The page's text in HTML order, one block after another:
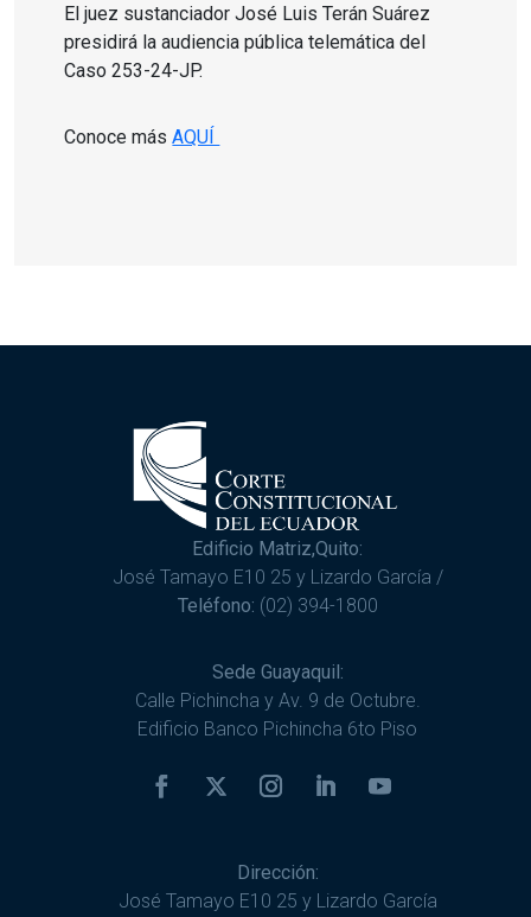
El juez sustanciador José Luis Terán Suárez
presidirá la audiencia pública telemática del
Caso 253-24-JP.
Conoce másAQUÍ
Edificio Matriz,Quito:
José Tamayo E10 25 y Lizardo García /
Teléfono: (02) 394-1800
Sede Guayaquil:
Calle Pichincha y Av. 9 de Octubre.
Edificio Banco Pichincha 6to Piso
Dirección:
José Tamayo E10 25 y Lizardo García